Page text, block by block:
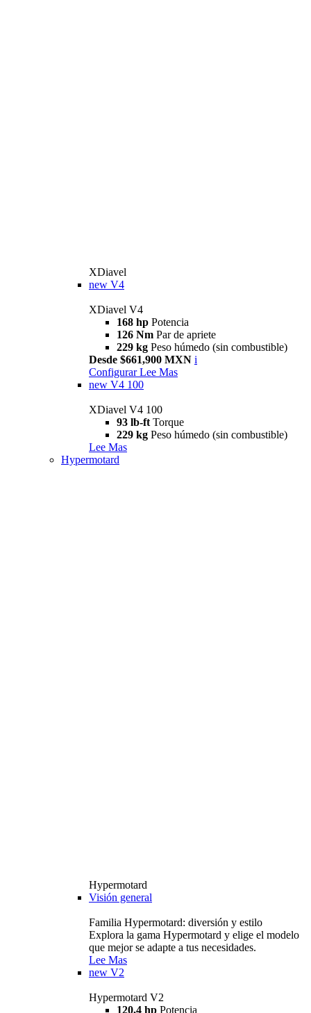
XDiavel
new V4
XDiavel V4
168 hp Potencia
126 Nm Par de apriete
229 kg Peso húmedo (sin combustible)
Desde $661,900 MXN i
Configurar Lee Mas
new V4 100
XDiavel V4 100
93 lb-ft Torque
229 kg Peso húmedo (sin combustible)
Lee Mas
Hypermotard
Hypermotard
Visión general
Familia Hypermotard: diversión y estilo
Explora la gama Hypermotard y elige el modelo
que mejor se adapte a tus necesidades.
Lee Mas
new V2
Hypermotard V2
120,4 hp Potencia